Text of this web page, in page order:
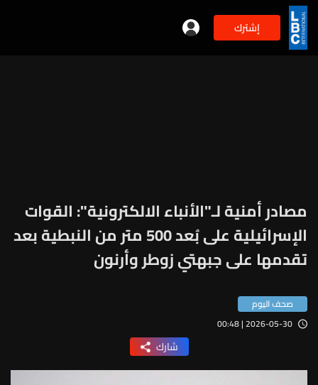
إشترك
مصادر أمنية لـ"الأنباء الالكترونية": القوات
الإسرائيلية على بُعد 500 متر من النبطية بعد
تقدمها على جبهتي زوطر وأرنون
صحف اليوم
2026-05-30 | 00:48
شارك